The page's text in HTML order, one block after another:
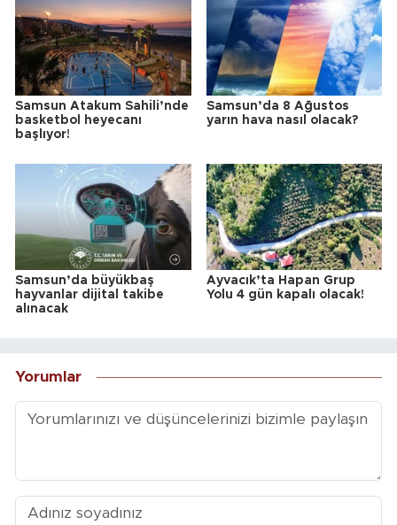
Samsun Atakum Sahili’nde
basketbol heyecanı
başlıyor!
Samsun’da 8 Ağustos
yarın hava nasıl olacak?
Samsun’da büyükbaş
hayvanlar dijital takibe
alınacak
Ayvacık’ta Hapan Grup
Yolu 4 gün kapalı olacak!
Yorumlar